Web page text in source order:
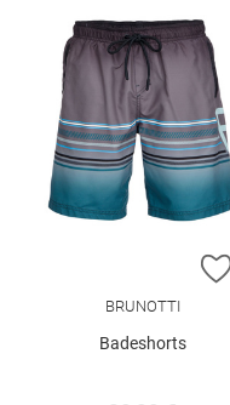
BRUNOTTI
Badeshorts